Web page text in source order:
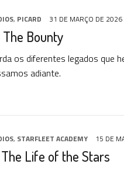
, PICARD 31 DE MARÇO DE 2026
The Bounty
os diferentes legados que
adiante.
, STARFLEET ACADEMY 15 DE
The Life of the Stars